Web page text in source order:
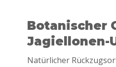
Botanischer
Jagiellonen-
Natürlicher